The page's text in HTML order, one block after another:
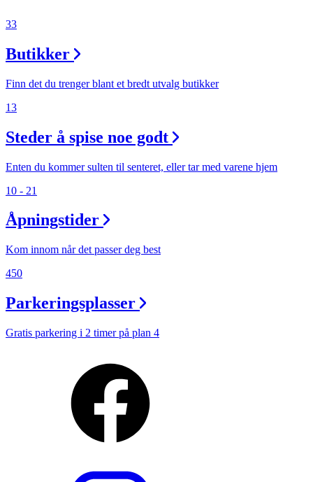
33
Butikker
Finn det du trenger blant et bredt utvalg butikker
13
Steder å spise noe godt
Enten du kommer sulten til senteret, eller tar med varene hjem
10 - 21
Åpningstider
Kom innom når det passer deg best
450
Parkeringsplasser
Gratis parkering i 2 timer på plan 4